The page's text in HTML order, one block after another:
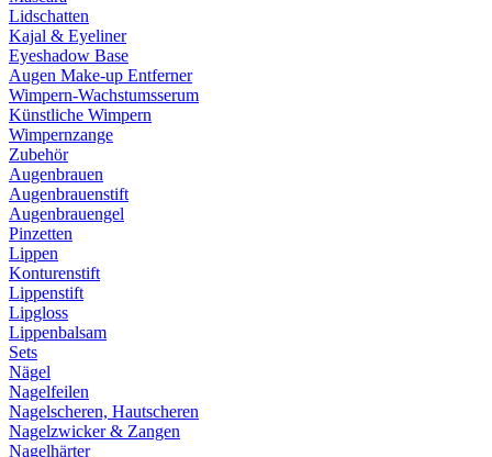
Lidschatten
Kajal & Eyeliner
Eyeshadow Base
Augen Make-up Entferner
Wimpern-Wachstumsserum
Künstliche Wimpern
Wimpernzange
Zubehör
Augenbrauen
Augenbrauenstift
Augenbrauengel
Pinzetten
Lippen
Konturenstift
Lippenstift
Lipgloss
Lippenbalsam
Sets
Nägel
Nagelfeilen
Nagelscheren, Hautscheren
Nagelzwicker & Zangen
Nagelhärter